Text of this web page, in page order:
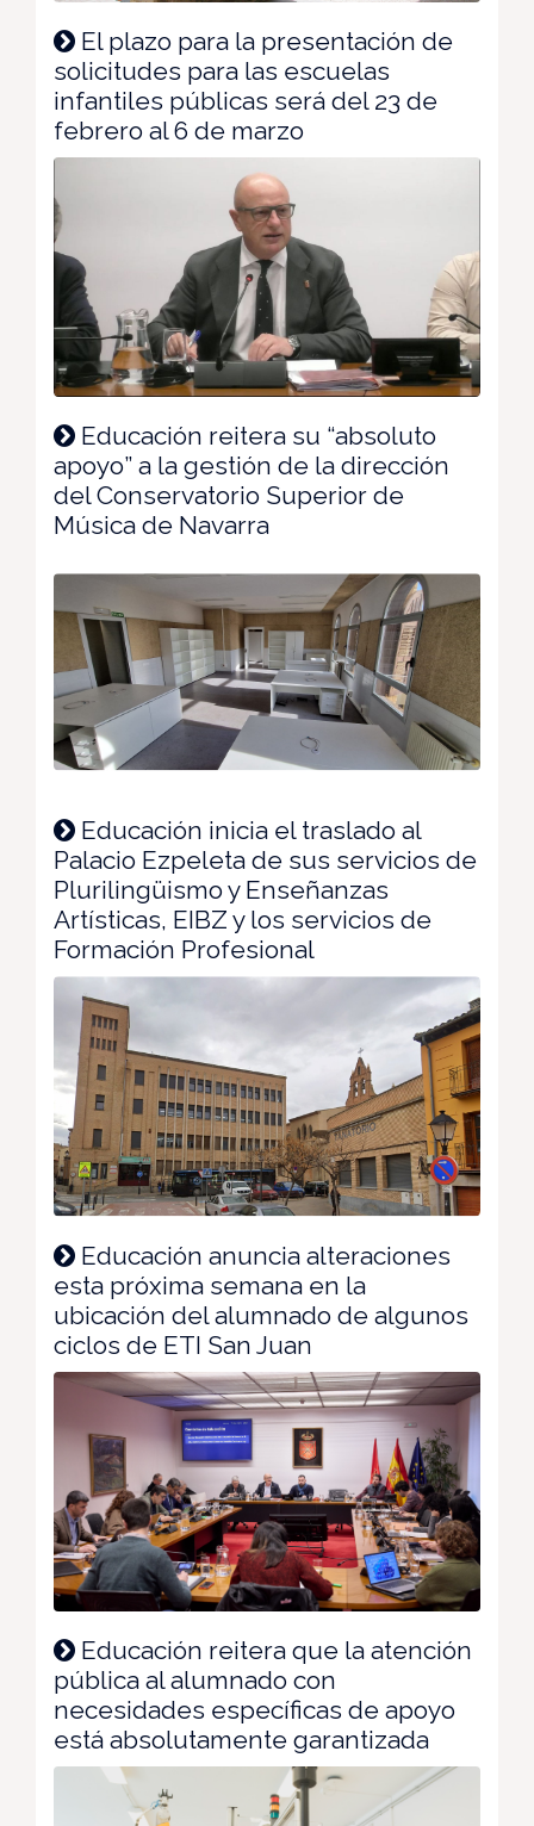
El plazo para la presentación de
solicitudes para las escuelas
infantiles públicas será del 23 de
febrero al 6 de marzo
Educación reitera su “absoluto
apoyo” a la gestión de la dirección
del Conservatorio Superior de
Música de Navarra
Educación inicia el traslado al
Palacio Ezpeleta de sus servicios de
Plurilingüismo y Enseñanzas
Artísticas, EIBZ y los servicios de
Formación Profesional
Educación anuncia alteraciones
esta próxima semana en la
ubicación del alumnado de algunos
ciclos de ETI San Juan
Educación reitera que la atención
pública al alumnado con
necesidades específicas de apoyo
está absolutamente garantizada